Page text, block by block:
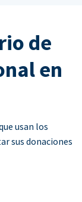
de
en
usan los
sus donaciones